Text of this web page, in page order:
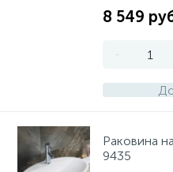
8 549
-
Раковина
9435